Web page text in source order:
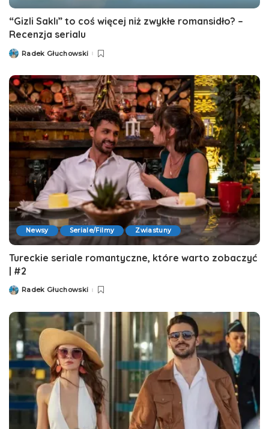
“Gizli Saklı” to coś więcej niż zwykłe romansidło? –
Recenzja serialu
PostedRadek Głuchowski
Newsy Seriale/Filmy Zwiastuny
Tureckie seriale romantyczne, które warto zobaczyć
| #2
PostedRadek Głuchowski